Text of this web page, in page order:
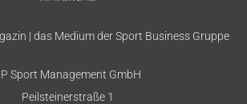
| das Medium der Sport Business Gruppe
Sport Management GmbH
Peilsteinerstraße 1